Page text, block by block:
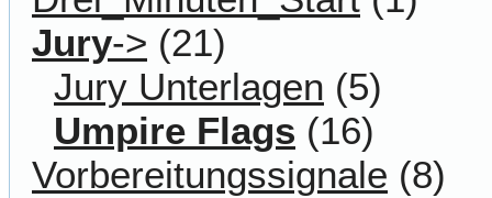
Jury-> (21)
Jury Unterlagen (5)
Umpire Flags (16)
Vorbereitungssignale (8)